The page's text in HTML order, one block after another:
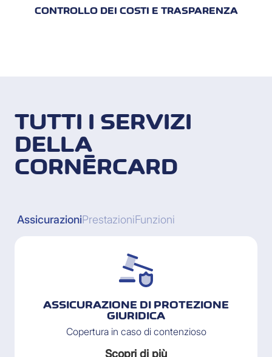
CONTROLLO DEI COSTI E TRASPARENZA
TUTTI I SERVIZI
DELLA
CORNÈRCARD
AssicurazioniPrestazioniFunzioni
ASSICURAZIONE DI PROTEZIONE
GIURIDICA
Copertura in caso di contenzioso
Scopri di più